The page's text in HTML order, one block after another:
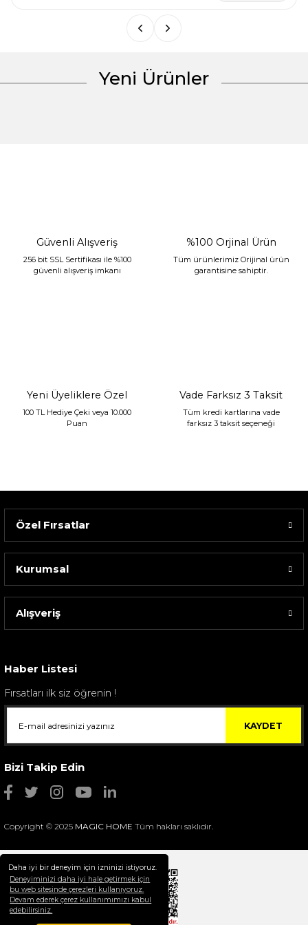
Daha iyi bir deneyim için izninizi istiyoruz.
Deneyiminizi daha iyi hale getirmek için
bu web sitesinde çerezleri kullanıyoruz.
Devam ederek çerez kullanımımızı kabul
edebilirsiniz.
Yeni Ürünler
Sarev Elfıda Flanel Nevresim Takımı Çift Kişili...
Selim Dekor Chain 15x20 Çerçeve Vizon
Güvenli Alışveriş
256 bit SSL Sertifikası ile %100
güvenli alışveriş imkanı
%100 Orjinal Ürün
Tüm ürünlerimiz Orijinal ürün
garantisine sahiptir.
Yeni Üyeliklere Özel
100 TL Hediye Çeki veya 10.000
Puan
Vade Farksız 3 Taksit
Tüm kredi kartlarına vade
farksız 3 taksit seçeneği
Özel Fırsatlar
Kurumsal
Alışveriş
Haber Listesi
Fırsatları ilk siz öğrenin !
KAYDET
Bizi Takip Edin
Copyright © 2025 MAGIC HOME Tüm hakları saklıdır.